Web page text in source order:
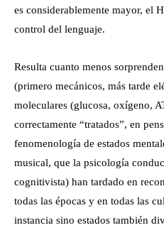
es considerablemente mayor, el
control del lenguaje.
Resulta cuanto menos
(primero mecánicos, más tarde
moleculares (glucosa, oxígeno,
correctamente “tratados”, en
fenomenología de estados
musical, que la psicología
cognitivista) han tardado en
todas las épocas y en todas las
instancia sino estados también